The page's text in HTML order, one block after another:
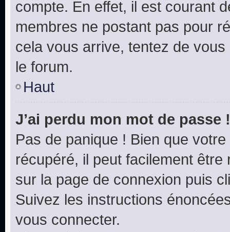
compte. En effet, il est courant
membres ne postant pas pour
cela vous arrive, tentez de
le forum.
Haut
J’ai perdu mon mot de passe !
Pas de panique ! Bien que
récupéré, il peut facilement
sur la page de connexion puis
Suivez les instructions
vous connecter.